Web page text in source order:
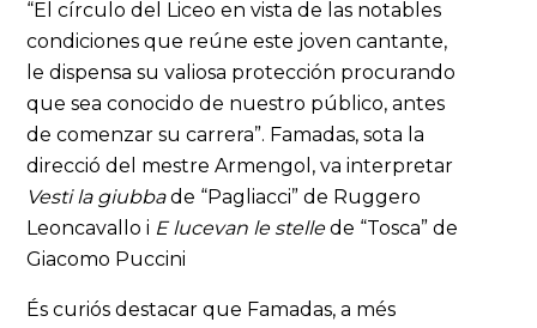
“El círculo del Liceo en vista de las notables
condiciones que reúne este joven cantante,
le dispensa su valiosa protección procurando
que sea conocido de nuestro público, antes
de comenzar su carrera”. Famadas, sota la
direcció del mestre Armengol, va interpretar
Vesti la giubbade “Pagliacci” de Ruggero
Leoncavallo i E lucevan le stellede “Tosca” de
Giacomo Puccini
És curiós destacar que Famadas, a més